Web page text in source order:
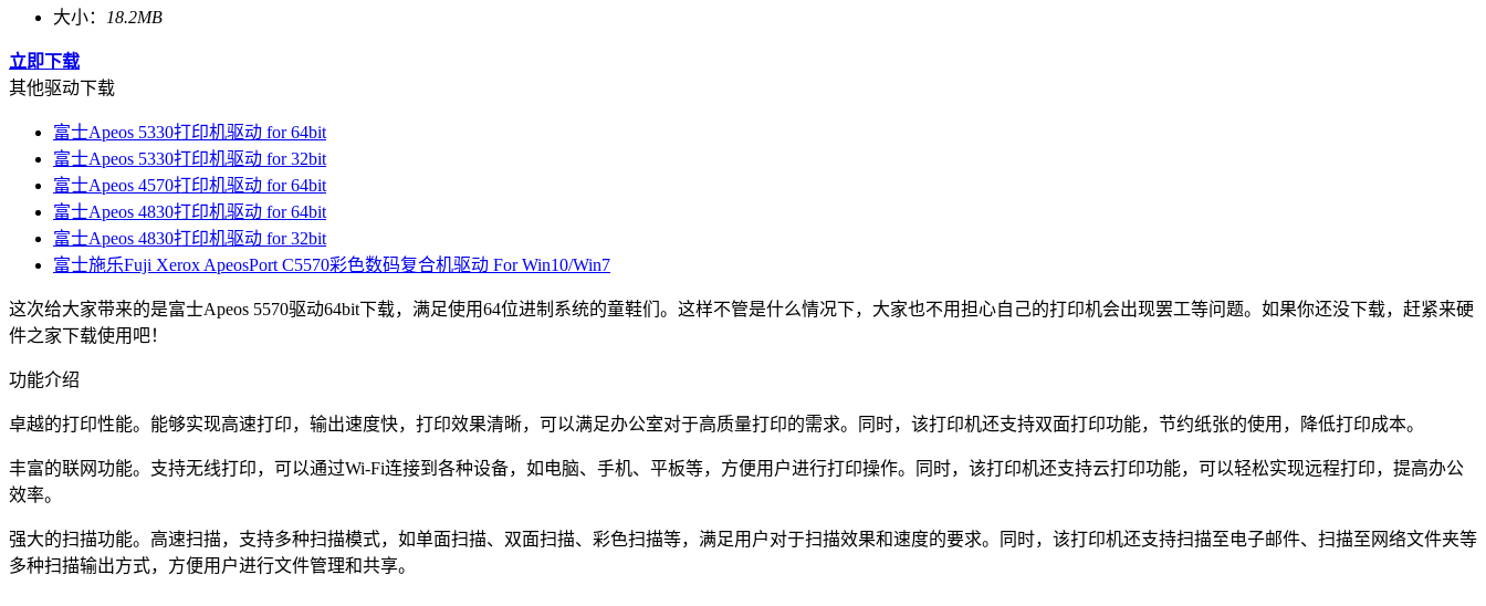
大小： 18.2MB
立即下载
其他驱动下载
富士Apeos 5330打印机驱动 for 64bit
富士Apeos 5330打印机驱动 for 32bit
富士Apeos 4570打印机驱动 for 64bit
富士Apeos 4830打印机驱动 for 64bit
富士Apeos 4830打印机驱动 for 32bit
富士施乐Fuji Xerox ApeosPort C5570彩色数码复合机驱动 For Win10/Win7
这次给大家带来的是富士Apeos 5570驱动64bit下载，满足使用64位进制系统的童鞋们。这样不管是什么情况下，大家也不用担心自己的打印机会出现罢工等问题。如果你还没下载，赶紧来硬
件之家下载使用吧！
功能介绍
卓越的打印性能。能够实现高速打印，输出速度快，打印效果清晰，可以满足办公室对于高质量打印的需求。同时，该打印机还支持双面打印功能，节约纸张的使用，降低打印成本。
丰富的联网功能。支持无线打印，可以通过Wi-Fi连接到各种设备，如电脑、手机、平板等，方便用户进行打印操作。同时，该打印机还支持云打印功能，可以轻松实现远程打印，提高办公
效率。
强大的扫描功能。高速扫描，支持多种扫描模式，如单面扫描、双面扫描、彩色扫描等，满足用户对于扫描效果和速度的要求。同时，该打印机还支持扫描至电子邮件、扫描至网络文件夹等
多种扫描输出方式，方便用户进行文件管理和共享。